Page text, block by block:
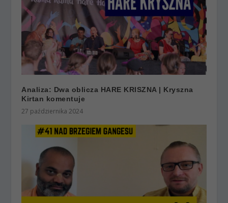
Analiza: Dwa oblicza HARE KRISZNA | Kryszna
Kirtan komentuje
27 października 2024